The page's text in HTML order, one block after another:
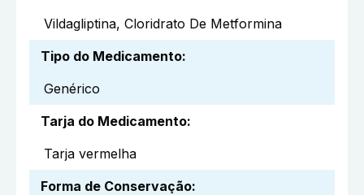
Vildagliptina, Cloridrato De Metformina
Tipo do Medicamento:
Genérico
Tarja do Medicamento:
Tarja vermelha
Forma de Conservação: